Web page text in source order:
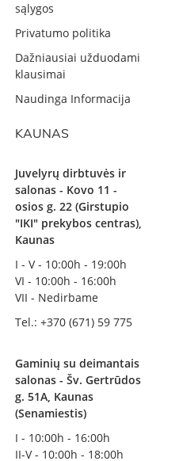
sąlygos
Privatumo politika
Dažniausiai užduodami
klausimai
Naudinga Informacija
KAUNAS
Juvelyrų dirbtuvės ir
salonas - Kovo 11 -
osios g. 22 (Girstupio
"IKI" prekybos centras),
Kaunas
I - V - 10:00h - 19:00h
VI - 10:00h - 16:00h
VII - Nedirbame
Tel.: +370 (671) 59 775
Gaminių su deimantais
salonas - Šv. Gertrūdos
g. 51A, Kaunas
(Senamiestis)
I - 10:00h - 16:00h
II-V - 10:00h - 18:00h